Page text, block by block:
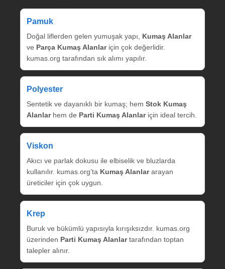
Pamuk
Doğal liflerden gelen yumuşak yapı, Kumaş Alanlar
ve Parça Kumaş Alanlariçin çok değerlidir.
kumas.org tarafından sık alımı yapılır.
Polyester
Sentetik ve dayanıklı bir kumaş; hem Stok Kumaş
Alanlarhem de Parti Kumaş Alanlariçin ideal tercih.
Viskon
Akıcı ve parlak dokusu ile elbiselik ve bluzlarda
kullanılır. kumas.org’ta Kumaş Alanlararayan
üreticiler için çok uygun.
Krep
Buruk ve bükümlü yapısıyla kırışıksızdır. kumas.org
üzerinden Parti Kumaş Alanlartarafından toptan
talepler alınır.